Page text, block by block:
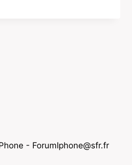
- ForumIphone@sfr.fr